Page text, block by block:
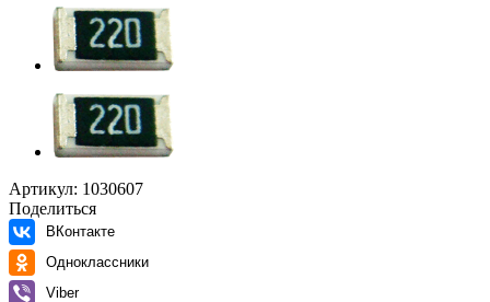
Артикул: 1030607
Поделиться
ВКонтакте
Одноклассники
Viber